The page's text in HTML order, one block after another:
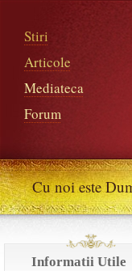
Stiri
Articole
Mediateca
Forum
Cu noi este
Informatii Utile